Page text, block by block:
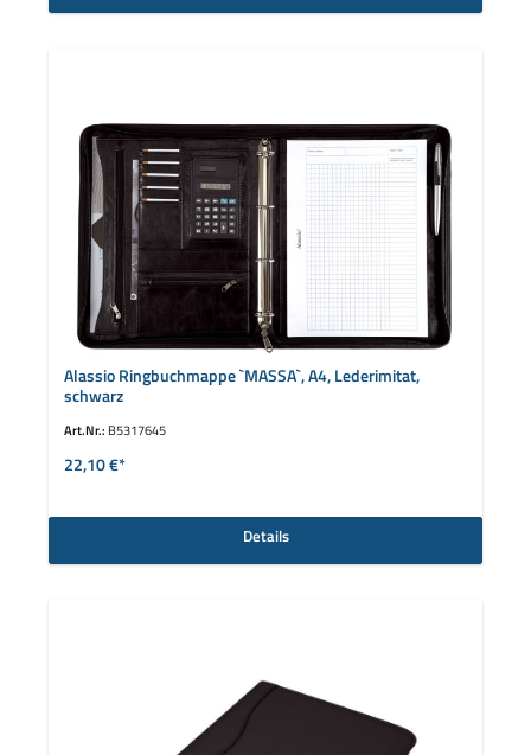
Alassio Ringbuchmappe `MASSA`, A4, Lederimitat,
schwarz
Art.Nr.: B5317645
22,10 €*
Details